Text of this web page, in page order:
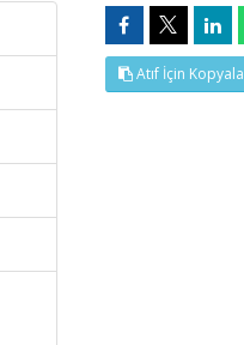
Atıf İçin Kopyala